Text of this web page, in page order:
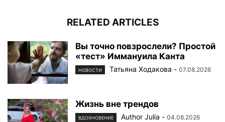
RELATED ARTICLES
Вы точно повзрослели? Простой
«тест» Иммануила Канта
НОВОСТИ Татьяна Ходакова - 07.08.2026
Жизнь вне трендов
ВДОХНОВЕНИЕ Author Julia - 04.08.2026